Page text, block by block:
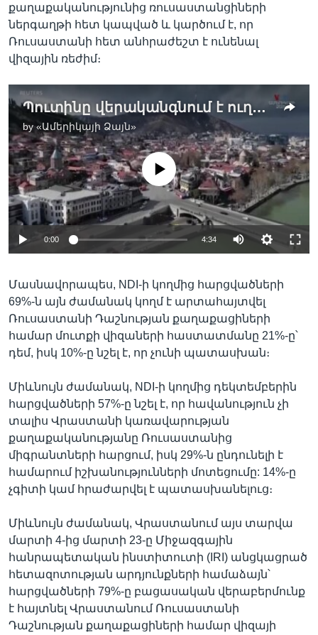
քաղաքականությունից ռուսաստանցիների
ներգաղթի հետ կապված և կարծում է, որ
Ռուսաստանի հետ անհրաժեշտ է ունենալ
վիզային ռեժիմ։
Պուտինը վերականգնում է ուղիղ օդային կապը Վրաստանի հետ
by«Ամերիկայի Ձայն»
No media source currently available
0:00 4:34
Մասնավորապես, NDI-ի կողմից հարցվածների
69%-ն այն ժամանակ կողմ է արտահայտվել
Ռուսաստանի Դաշնության քաղաքացիների
համար մուտքի վիզաների հաստատմանը 21%-ը՝
դեմ, իսկ 10%-ը նշել է, որ չունի պատասխան։
Միևնույն ժամանակ, NDI-ի կողմից դեկտեմբերին
հարցվածների 57%-ը նշել է, որ հավանություն չի
տալիս Վրաստանի կառավարության
քաղաքականությանը Ռուսաստանից
միգրանտների հարցում, իսկ 29%-ն ընդունելի է
համարում իշխանությունների մոտեցումը: 14%-ը
չգիտի կամ հրաժարվել է պատասխանելուց։
Միևնույն ժամանակ, Վրաստանում այս տարվա
մարտի 4-ից մարտի 23-ը Միջազգային
հանրապետական ինստիտուտի (IRI) անցկացրած
հետազոտության արդյունքների համաձայն՝
հարցվածների 79%-ը բացասական վերաբերմունք
է հայտնել Վրաստանում Ռուսաստանի
Դաշնության քաղաքացիների համար վիզայի